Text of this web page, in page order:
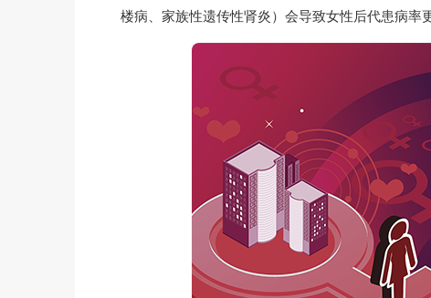
楼病、家族性遗传性肾炎）会导致女性后代患病率